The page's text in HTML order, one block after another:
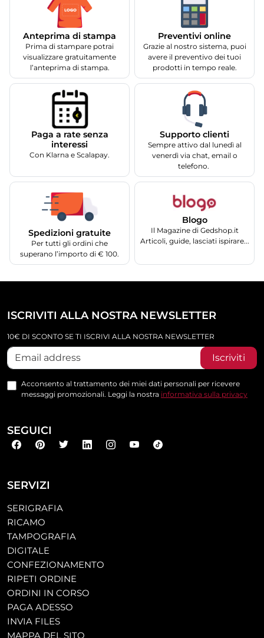
Anteprima di stampa
Prima di stampare potrai
visualizzare gratuitamente
l’anteprima di stampa.
Preventivi online
Grazie al nostro sistema, puoi
avere il preventivo dei tuoi
prodotti in tempo reale.
Paga a rate senza
interessi
Con Klarna e Scalapay.
Supporto clienti
Sempre attivo dal lunedì al
venerdì via chat, email o
telefono.
Spedizioni gratuite
Per tutti gli ordini che
superano l’importo di € 100.
Blogo
Il Magazine di Gedshop.it
Articoli, guide, lasciati ispirare...
SERVIZI
SERIGRAFIA
RICAMO
TAMPOGRAFIA
DIGITALE
CONFEZIONAMENTO
RIPETI ORDINE
ORDINI IN CORSO
PAGA ADESSO
INVIA FILES
MAPPA DEL SITO
ISCRIVITI ALLA NOSTRA NEWSLETTER
10€ DI SCONTO SE TI ISCRIVI ALLA NOSTRA NEWSLETTER
Iscriviti
Acconsento al trattamento dei miei dati personali per ricevere
messaggi promozionali. Leggi la nostra informativa sulla privacy
SEGUICI